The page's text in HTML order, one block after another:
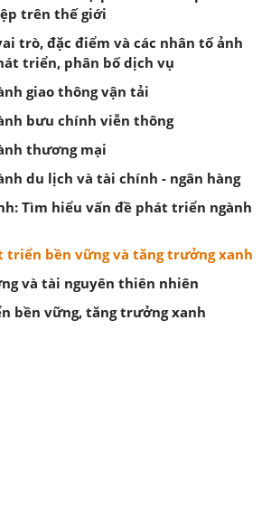
trên thế giới
trò, đặc điểm và các nhân tố ảnh
triển, phân bố dịch vụ
giao thông vận tải
bưu chính viễn thông
thương mại
du lịch và tài chính - ngân hàng
Tìm hiểu vấn đề phát triển ngành
triển bền vững và tăng trưởng xanh
và tài nguyên thiên nhiên
bền vững, tăng trưởng xanh